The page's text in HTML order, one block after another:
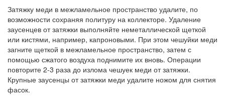
Затяжку меди в межламельное пространство удалите, по
возможности сохраняя политуру на коллекторе. Удаление
заусенцев от затяжки выполняйте неметаллической щеткой
или кистями, например, капроновыми. При этом чешуйки меди
загните щеткой в межламельное пространство, затем с
помощью сжатого воздуха поднимите их вновь. Операции
повторите 2-3 раза до излома чешуек меди от затяжки.
Крупные заусенцы от затяжки меди удалите ножом для снятия
фасок.